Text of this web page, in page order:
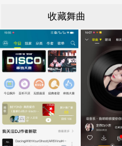
收藏舞曲